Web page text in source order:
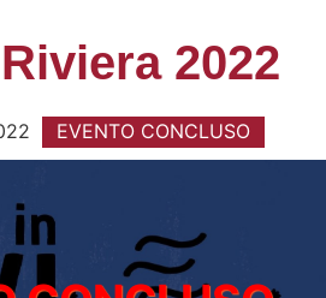
2022
EVENTO CONCLUSO